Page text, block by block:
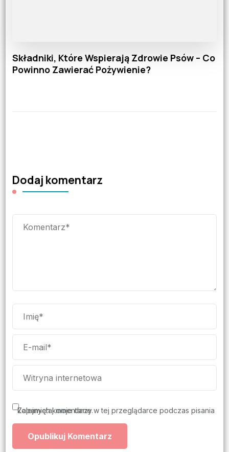
Składniki, Które Wspierają Zdrowie Psów – Co
Powinno Zawierać Pożywienie?
Dodaj komentarz
Zapamiętaj moje dane w tej przeglądarce podczas pisania kolejnych komentarzy.